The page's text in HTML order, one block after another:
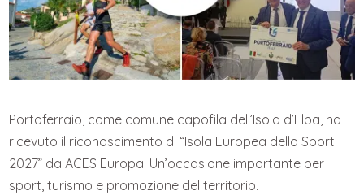
Portoferraio, come comune capofila dell’Isola d’Elba, ha
ricevuto il riconoscimento di “Isola Europea dello Sport
2027” da ACES Europa. Un’occasione importante per
sport, turismo e promozione del territorio.